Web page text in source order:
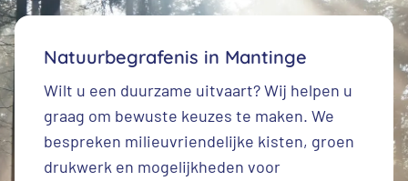
Natuurbegrafenis in Mantinge
Wilt u een duurzame uitvaart? Wij helpen u
graag om bewuste keuzes te maken. We
bespreken milieuvriendelijke kisten, groen
drukwerk en mogelijkheden voor